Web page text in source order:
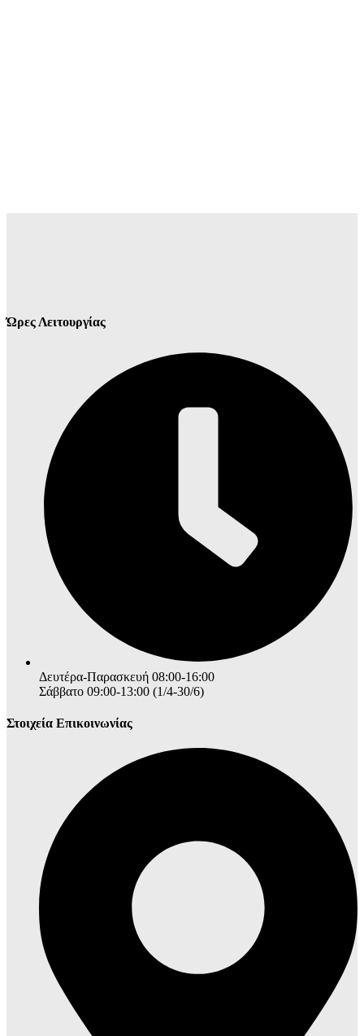
Ώρες Λειτουργίας
Δευτέρα-Παρασκευή 08:00-16:00
Σάββατο 09:00-13:00 (1/4-30/6)
Στοιχεία Επικοινωνίας